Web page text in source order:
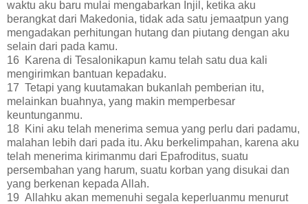
waktu aku baru mulai mengabarkan Injil, ketika aku
berangkat dari Makedonia, tidak ada satu jemaatpun yang
mengadakan perhitungan hutang dan piutang dengan aku
selain dari pada kamu.
16 Karena di Tesalonikapun kamu telah satu dua kali
mengirimkan bantuan kepadaku.
17 Tetapi yang kuutamakan bukanlah pemberian itu,
melainkan buahnya, yang makin memperbesar
keuntunganmu.
18 Kini aku telah menerima semua yang perlu dari padamu,
malahan lebih dari pada itu. Aku berkelimpahan, karena aku
telah menerima kirimanmu dari Epafroditus, suatu
persembahan yang harum, suatu korban yang disukai dan
yang berkenan kepada Allah.
19 Allahku akan memenuhi segala keperluanmu menurut